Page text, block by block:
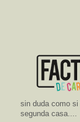
sin duda como
segunda casa....